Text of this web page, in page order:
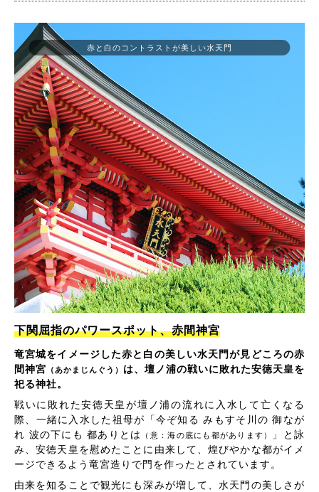
下関屈指のパワースポット、赤間神宮
竜宮城をイメージした赤と白の美しい水天門が見どころの赤
間神宮 （あかまじんぐう） は、壇ノ浦の戦いに敗れた安徳天皇を
祀る神社。
戦いに敗れた安徳天皇が壇ノ浦の流れに入水して亡くなる
際、一緒に入水した祖母が「今ぞ知る みもすそ川の 御なが
れ 波の下にも 都ありとは
（意：海の底にも都があります）
」と詠
み、安徳天皇を慰めたことに由来して、煌びやかな都がイメ
ージできるよう竜宮造りで門を作ったとされています。
由来を知ることで観光にも深みが増して、水天門の美しさが
赤と白のコントラストが美しい水天門